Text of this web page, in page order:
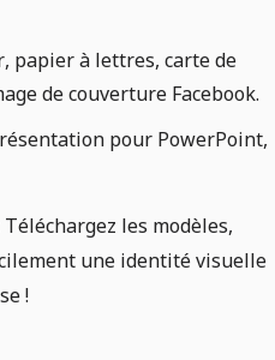
papier à lettres, carte de
de couverture Facebook.
pour PowerPoint,
les modèles,
une identité visuelle
!